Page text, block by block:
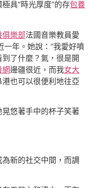
具“時光厚度”的存包養
俱樂部法國音樂教員愛
一年。她說：“我愛好噴
了什麼？氣，很是開
網邊疆很近，而我女大
也可以很便利地往亞
悠著手中的杯子笑著
新的社交中間，而調